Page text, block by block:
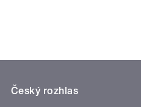
Český rozhlas